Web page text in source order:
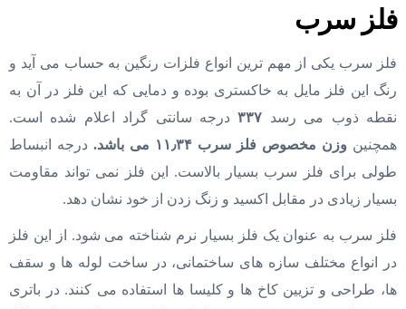
فلز سرب
فلز سرب یکی از مهم‌ ترین انواع فلزات رنگین به حساب می آید و
رنگ این فلز مایل به خاکستری بوده و دمایی که این فلز در آن به
نقطه ذوب می رسد ۳۳۷درجه سانتی گراد اعلام شده است.
همچنین وزن مخصوص فلز سرب ۱۱٫۳۴ می باشد.
درجه انبساط
طولی برای فلز سرب بسیار بالاست. این فلز نمی تواند مقاومت
بسیار زیادی در مقابل اکسید و زنگ زدن از خود نشان دهد.
فلز سرب به عنوان یک فلز بسیار نرم شناخته می شود. از این فلز
در انواع مختلف سازه های ساختمانی، در ساخت لوله ها و سقف
ها، طراحی و تزیین کاخ ها و کلیسا ها استفاده می کنند. در باتری